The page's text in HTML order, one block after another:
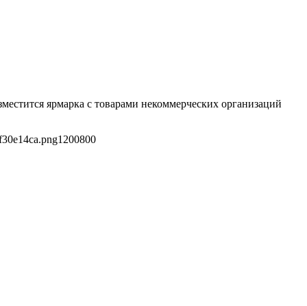
ярмарка с товарами некоммерческих организаций
1200800